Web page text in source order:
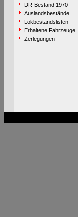
DR-Bestand 1970
Auslandsbestände
Lokbestandslisten
Erhaltene Fahrzeuge
Zerlegungen